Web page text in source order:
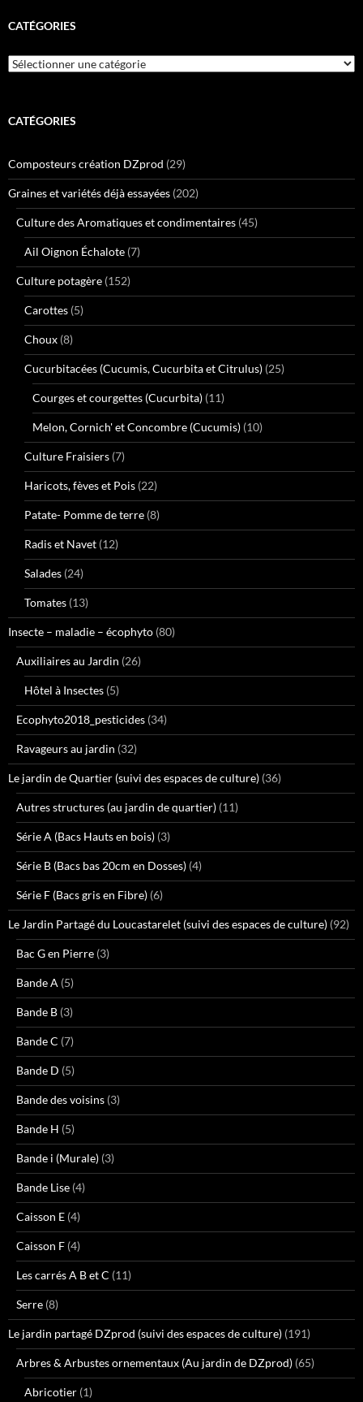
CATÉGORIES
Catégories
CATÉGORIES
Composteurs création DZprod (29)
Graines et variétés déjà essayées (202)
Culture des Aromatiques et condimentaires (45)
Ail Oignon Échalote (7)
Culture potagère (152)
Carottes (5)
Choux (8)
Cucurbitacées (Cucumis, Cucurbita et Citrulus) (25)
Courges et courgettes (Cucurbita) (11)
Melon, Cornich' et Concombre (Cucumis) (10)
Culture Fraisiers (7)
Haricots, fèves et Pois (22)
Patate- Pomme de terre (8)
Radis et Navet (12)
Salades (24)
Tomates (13)
Insecte – maladie – écophyto (80)
Auxiliaires au Jardin (26)
Hôtel à Insectes (5)
Ecophyto2018_pesticides (34)
Ravageurs au jardin (32)
Le jardin de Quartier (suivi des espaces de culture) (36)
Autres structures (au jardin de quartier) (11)
Série A (Bacs Hauts en bois) (3)
Série B (Bacs bas 20cm en Dosses) (4)
Série F (Bacs gris en Fibre) (6)
Le Jardin Partagé du Loucastarelet (suivi des espaces de culture) (92)
Bac G en Pierre (3)
Bande A (5)
Bande B (3)
Bande C (7)
Bande D (5)
Bande des voisins (3)
Bande H (5)
Bande i (Murale) (3)
Bande Lise (4)
Caisson E (4)
Caisson F (4)
Les carrés A B et C (11)
Serre (8)
Le jardin partagé DZprod (suivi des espaces de culture) (191)
Arbres & Arbustes ornementaux (Au jardin de DZprod) (65)
Abricotier (1)